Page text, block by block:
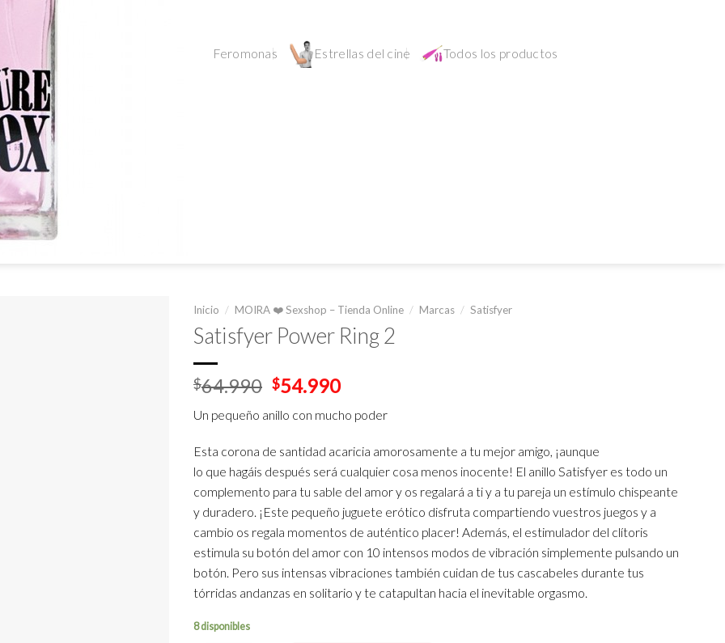
Feromonas Estrellas del cine Todos los productos
Inicio / MOIRA ❤️ Sexshop – Tienda Online / Marcas / Satisfyer
Satisfyer Power Ring 2
$64.990 El
original
$64.990.
$54.990El
actual
$54.990.
Un pequeño anillo con mucho poder
Esta corona de santidad acaricia amorosamente a tu mejor amigo, ¡aunque
lo que hagáis después será cualquier cosa menos inocente! El anillo Satisfyer es todo un
complemento para tu sable del amor y os regalará a ti y a tu pareja un estímulo chispeante
y duradero. ¡Este pequeño juguete erótico disfruta compartiendo vuestros juegos y a
cambio os regala momentos de auténtico placer! Además, el estimulador del clítoris
estimula su botón del amor con 10 intensos modos de vibración simplemente pulsando un
botón. Pero sus intensas vibraciones también cuidan de tus cascabeles durante tus
tórridas andanzas en solitario y te catapultan hacia el inevitable orgasmo.
8 disponibles